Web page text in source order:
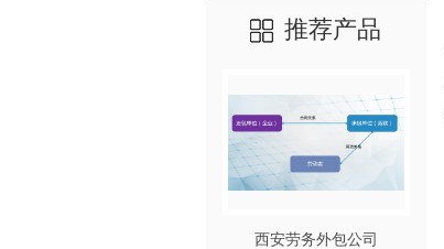
推荐产品
西安劳务外包公司